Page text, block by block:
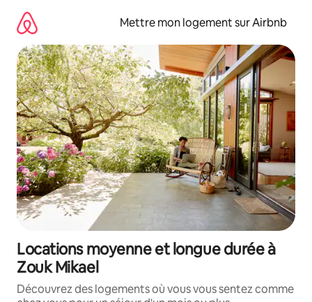
directement
contenu
Mettre mon logement sur Airbnb
Locations moyenne et longue durée à
Zouk Mikael
Découvrez des logements où vous vous sentez comme